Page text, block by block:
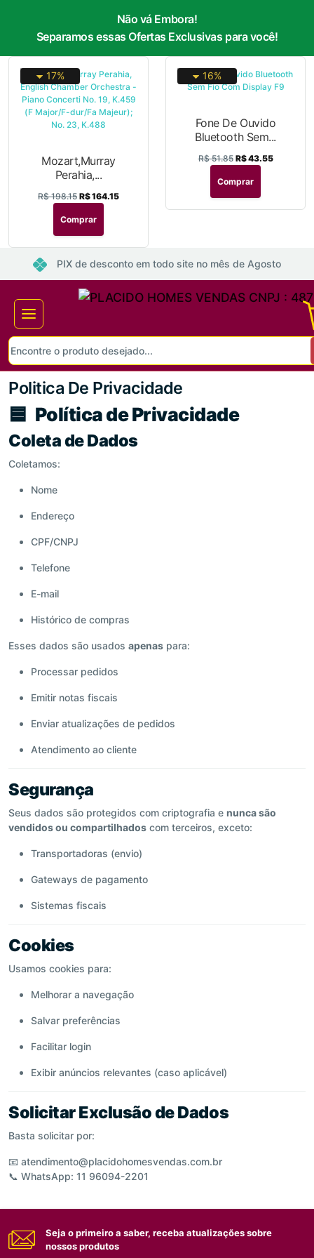
Não vá Embora!
Separamos essas Ofertas Exclusivas para você!
17%
Mozart,Murray
Perahia,...
R$ 198.15 R$ 164.15
Comprar
16%
Fone De Ouvido
Bluetooth Sem...
R$ 51.85 R$ 43.55
Comprar
PIX de desconto em todo site no mês de Agosto
Politica De Privacidade
🟦 Política de Privacidade
Coleta de Dados
Coletamos:
Nome
Endereço
CPF/CNPJ
Telefone
E-mail
Histórico de compras
Esses dados são usados apenas para:
Processar pedidos
Emitir notas fiscais
Enviar atualizações de pedidos
Atendimento ao cliente
Segurança
Seus dados são protegidos com criptografia e nunca são
vendidos ou compartilhados com terceiros, exceto:
Transportadoras (envio)
Gateways de pagamento
Sistemas fiscais
Cookies
Usamos cookies para:
Melhorar a navegação
Salvar preferências
Facilitar login
Exibir anúncios relevantes (caso aplicável)
Solicitar Exclusão de Dados
Basta solicitar por:
📧 atendimento@placidohomesvendas.com.br
📞 WhatsApp: 11 96094-2201
Seja o primeiro a saber, receba atualizações sobre
nossos produtos